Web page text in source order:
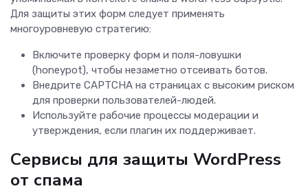
Для защиты этих форм следует применять
многоуровневую стратегию:
Включите проверку форм и поля-ловушки
(honeypot), чтобы незаметно отсеивать ботов.
Внедрите CAPTCHA на страницах с высоким риском
для проверки пользователей-людей.
Используйте рабочие процессы модерации и
утверждения, если плагин их поддерживает.
Сервисы для защиты WordPress
от спама